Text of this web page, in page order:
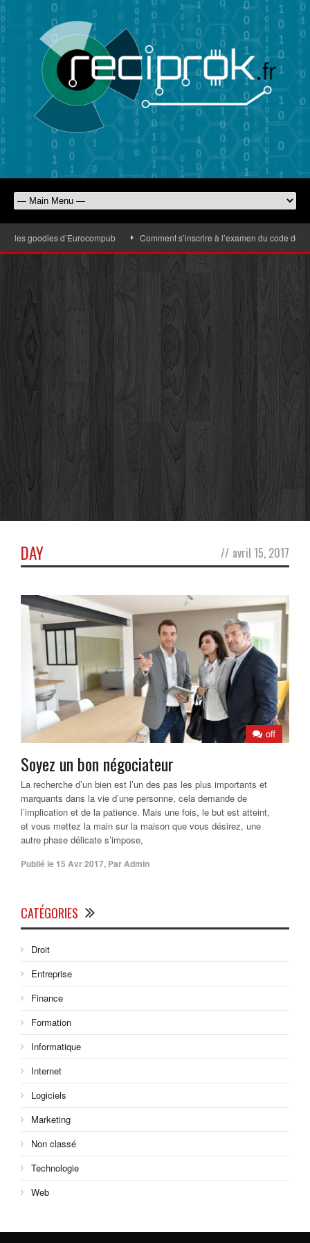
les goodies d’Eurocompub Comment s’inscrire à l’examen du code de la
DAY // avril 15, 2017
off
Soyez un bon négociateur
La recherche d’un bien est l’un des pas les plus importants et
marquants dans la vie d’une personne, cela demande de
l’implication et de la patience. Mais une fois, le but est atteint,
et vous mettez la main sur la maison que vous désirez, une
autre phase délicate s’impose,
Publié le 15 Avr 2017, ParAdmin
CATÉGORIES
Droit
Entreprise
Finance
Formation
Informatique
Internet
Logiciels
Marketing
Non classé
Technologie
Web